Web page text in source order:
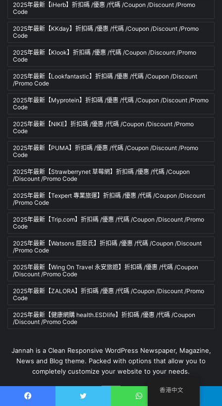
2025年最新【iHerb】折扣碼 /優惠 /代碼 /Coupon /Discount /Promo
Code
2025年最新【KKday】折扣碼 /優惠 /代碼 /Coupon /Discount /Promo
Code
2025年最新【Klook】折扣碼 /優惠 /代碼 /Coupon /Discount /Promo
Code
2025年最新【Lookfantastic】折扣碼 /優惠 /代碼 /Coupon /Discount
/Promo Code
2025年最新【Myprotein】折扣碼 /優惠 /代碼 /Coupon /Discount /Promo
Code
2025年最新【NIKE】折扣碼 /優惠 /代碼 /Coupon /Discount /Promo
Code
2025年最新【PUMA】折扣碼 /優惠 /代碼 /Coupon /Discount /Promo
Code
2025年最新【Strawberrynet 草莓網】折扣碼 /優惠 /代碼 /Coupon
/Discount /Promo Code
2025年最新【Texpert 專業旅運】折扣碼 /優惠 /代碼 /Coupon /Discount
/Promo Code
2025年最新【Trip.com】折扣碼 /優惠 /代碼 /Coupon /Discount /Promo
Code
2025年最新【Watsons 屈臣氏】折扣碼 /優惠 /代碼 /Coupon /Discount
/Promo Code
2025年最新【Wing On Travel 永安旅遊】折扣碼 /優惠 /代碼 /Coupon
/Discount /Promo Code
2025年最新【ZALORA】折扣碼 /優惠 /代碼 /Coupon /Discount /Promo
Code
2025年最新【健康網購 health.ESDlife】折扣碼 /優惠 /代碼 /Coupon
/Discount /Promo Code
Jannah is a Clean Responsive WordPress Newspaper, Magazine,
News and Blog theme. Packed with options that allow you to
completely customize your website to your needs.
Facebook 香港中文